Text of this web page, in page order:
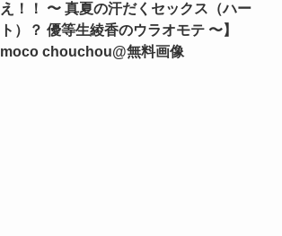
え！！ 〜 真夏の汗だくセックス（ハー
ト）？ 優等生綾香のウラオモテ 〜】
moco chouchou@無料画像